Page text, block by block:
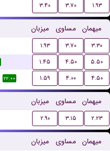
۳.۴۰ ۳.۷۰ ۱.۹۳
میزبان مساوی میهمان
۱.۹۳ ۳.۷۰
۳.۳۰
۱.۴۵ ۴.۵۰
۵.۵۰
۲۲:۰۰ ۱.۵۹ ۴.۰۰ ۴.۵۰
میزبان مساوی میهمان
۲.۹۰ ۳.۱۵ ۲.۲۳
میزبان مساوی میهمان